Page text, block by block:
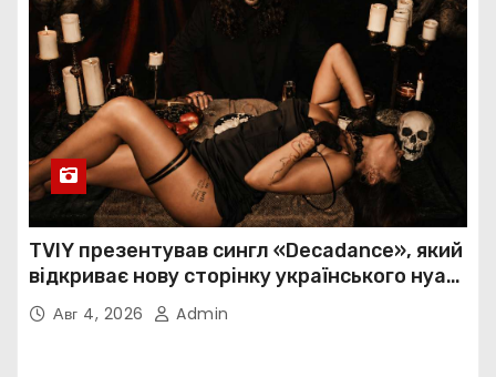
TVIY презентував сингл «Decadance», який
відкриває нову сторінку українського нуар-
попуАвг 4, 2026 Admin